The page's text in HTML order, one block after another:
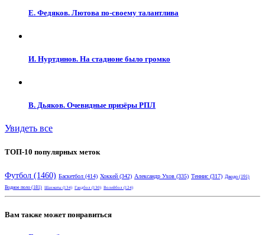
Е. Федяков. Лютова по-своему талантлива
И. Нуртдинов. На стадионе было громко
В. Дьяков. Очевидные призёры РПЛ
Увидеть все
ТОП-10 популярных меток
Футбол (1460) Баскетбол (414) Хоккей (342) Александр Ухов (335) Теннис (317) Дзюдо (191)
Водное поло (181) Шахматы (134) Гандбол (130) Волейбол (124)
Вам также может понравиться